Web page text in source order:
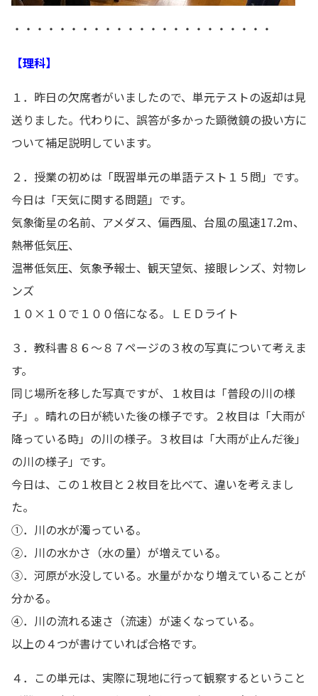
・・・・・・・・・・・・・・・・・・・・・・・
【理科】
１．昨日の欠席者がいましたので、単元テストの返却は見
送りました。代わりに、誤答が多かった顕微鏡の扱い方に
ついて補足説明しています。
２．授業の初めは「既習単元の単語テスト１５問」です。
今日は「天気に関する問題」です。
気象衛星の名前、アメダス、偏西風、台風の風速17.2m、
熱帯低気圧、
温帯低気圧、気象予報士、観天望気、接眼レンズ、対物レ
ンズ
１０×１０で１００倍になる。ＬＥＤライト
３．教科書８６～８７ページの３枚の写真について考えま
す。
同じ場所を移した写真ですが、１枚目は「普段の川の様
子」。晴れの日が続いた後の様子です。２枚目は「大雨が
降っている時」の川の様子。３枚目は「大雨が止んだ後」
の川の様子」です。
今日は、この１枚目と２枚目を比べて、違いを考えまし
た。
①．川の水が濁っている。
②．川の水かさ（水の量）が増えている。
③．河原が水没している。水量がかなり増えていることが
分かる。
④．川の流れる速さ（流速）が速くなっている。
以上の４つが書けていれば合格です。
４．この単元は、実際に現地に行って観察するということ